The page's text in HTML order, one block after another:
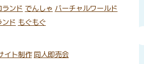
ンド でんしゃ バーチャルワールド
ド もぐもぐ
イト制作 同人即売会